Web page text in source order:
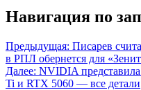
Навигация по
Предыдущая: Писарев
в РПЛ обернется для
Далее: NVIDIA
Ti и RTX 5060 — все детали